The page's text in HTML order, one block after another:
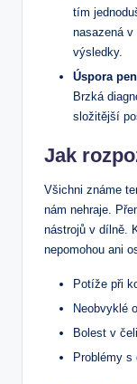
tím
nasazená
výsledky.
Úspora
Brzká
složitější
Jak
Všichni známe
nám nehraje.
nástrojů v dílně.
nepomohou ani
Potíže při
Neobvyklé
Bolest v
Problémy